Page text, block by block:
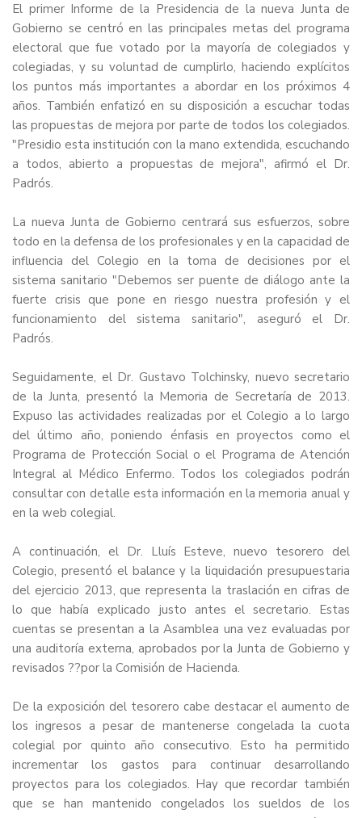
El primer Informe de la Presidencia de la nueva Junta de
Gobierno se centró en las principales metas del programa
electoral que fue votado por la mayoría de colegiados y
colegiadas, y su voluntad de cumplirlo, haciendo explícitos
los puntos más importantes a abordar en los próximos 4
años. También enfatizó en su disposición a escuchar todas
las propuestas de mejora por parte de todos los colegiados.
"Presidio esta institución con la mano extendida, escuchando
a todos, abierto a propuestas de mejora", afirmó el Dr.
Padrós.
La nueva Junta de Gobierno centrará sus esfuerzos, sobre
todo en la defensa de los profesionales y en la capacidad de
influencia del Colegio en la toma de decisiones por el
sistema sanitario "Debemos ser puente de diálogo ante la
fuerte crisis que pone en riesgo nuestra profesión y el
funcionamiento del sistema sanitario", aseguró el Dr.
Padrós.
Seguidamente, el Dr. Gustavo Tolchinsky, nuevo secretario
de la Junta, presentó la Memoria de Secretaría de 2013.
Expuso las actividades realizadas por el Colegio a lo largo
del último año, poniendo énfasis en proyectos como el
Programa de Protección Social o el Programa de Atención
Integral al Médico Enfermo. Todos los colegiados podrán
consultar con detalle esta información en la memoria anual y
en la web colegial.
A continuación, el Dr. Lluís Esteve, nuevo tesorero del
Colegio, presentó el balance y la liquidación presupuestaria
del ejercicio 2013, que representa la traslación en cifras de
lo que había explicado justo antes el secretario. Estas
cuentas se presentan a la Asamblea una vez evaluadas por
una auditoría externa, aprobados por la Junta de Gobierno y
revisados ??por la Comisión de Hacienda.
De la exposición del tesorero cabe destacar el aumento de
los ingresos a pesar de mantenerse congelada la cuota
colegial por quinto año consecutivo. Esto ha permitido
incrementar los gastos para continuar desarrollando
proyectos para los colegiados. Hay que recordar también
que se han mantenido congelados los sueldos de los